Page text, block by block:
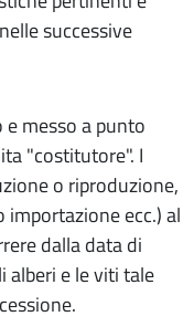
successive
e messo a punto
"costitutore". I
o riproduzione,
ecc.) al
dalla data di
alberi e le viti tale